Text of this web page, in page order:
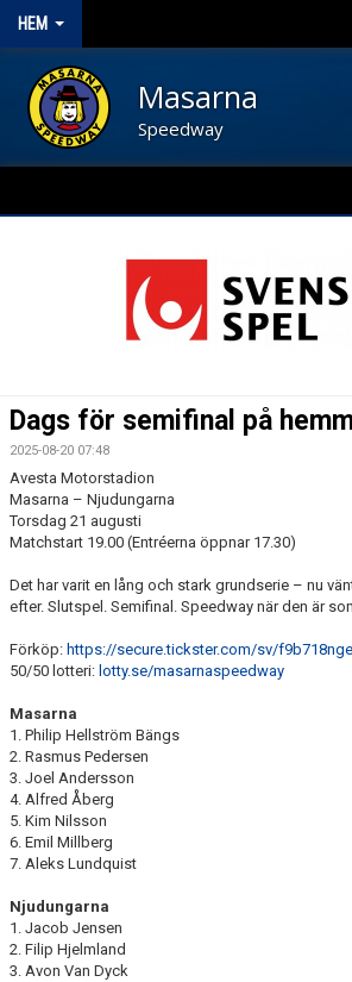
HEM
Masarna
Speedway
OM FÖRENINGEN
KONTAKT
BILDGALLERI
DOKUMENT
Dags för semifinal på
2025-08-20 07:48
Avesta Motorstadion
Masarna – Njudungarna
Torsdag 21 augusti
Matchstart 19.00 (Entréerna öppnar 17.30)
Det har varit en lång och stark grundserie – nu
efter. Slutspel. Semifinal. Speedway när den är
Förköp: https://secure.tickster.com/sv/
50/50 lotteri: lotty.se/masarnaspeedway
Masarna
1. Philip Hellström Bängs
2. Rasmus Pedersen
3. Joel Andersson
4. Alfred Åberg
5. Kim Nilsson
6. Emil Millberg
7. Aleks Lundquist
Njudungarna
1. Jacob Jensen
2. Filip Hjelmland
3. Avon Van Dyck